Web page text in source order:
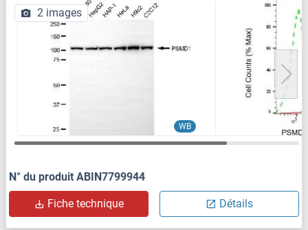
WB
2 images
N° du produit ABIN7799944
Fiche technique Détails